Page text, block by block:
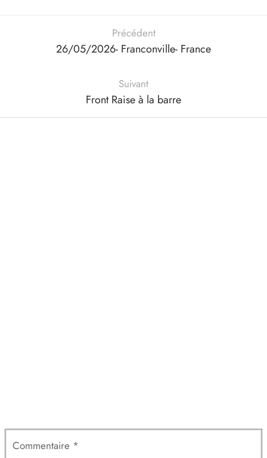
Précédent
26/05/2026- Franconville- France
Suivant
Front Raise à la barre
Commentaire *
/ PHARMACOM INT. 🌍
(Stanozolol) Oral